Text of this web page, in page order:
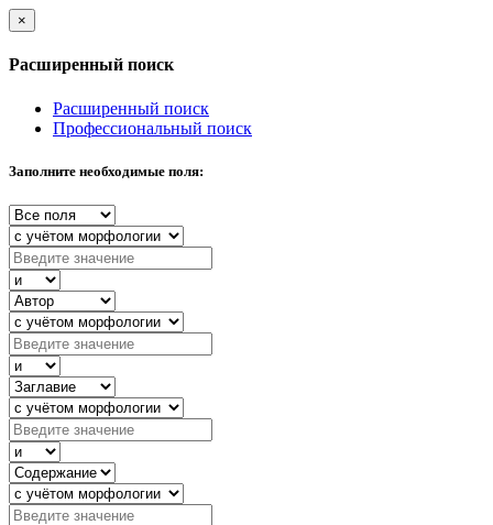
×
Расширенный поиск
Расширенный поиск
Профессиональный поиск
Заполните необходимые поля: